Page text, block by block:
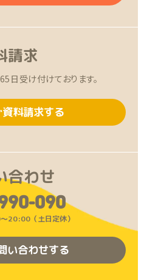
請求
日受け付けております。
料請求する
合わせ
090
20:00（土日定休）
い合わせする